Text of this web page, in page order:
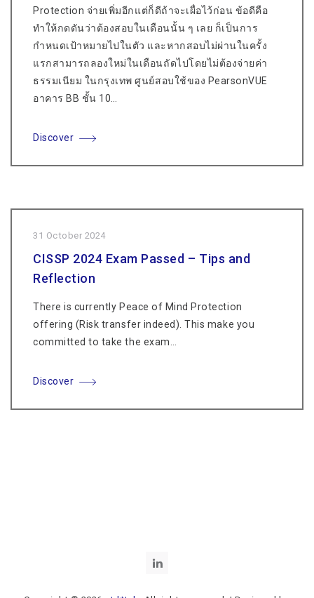
Protection จ่ายเพิ่มอีกแต่ก็ดีถ้าจะเผื่อไว้ก่อน ข้อดีคือ
ทำให้กดดันว่าต้องสอบในเดือนนั้น ๆ เลย ก็เป็นการ
กำหนดเป้าหมายไปในตัว และหากสอบไม่ผ่านในครั้ง
แรกสามารถลองใหม่ในเดือนถัดไปโดยไม่ต้องจ่ายค่า
ธรรมเนียม ในกรุงเทพ ศูนย์สอบใช้ของ PearsonVUE
อาคาร BB ชั้น 10…
Discover
31 October 2024
CISSP 2024 Exam Passed – Tips and
Reflection
There is currently Peace of Mind Protection
offering (Risk transfer indeed). This make you
committed to take the exam…
Discover